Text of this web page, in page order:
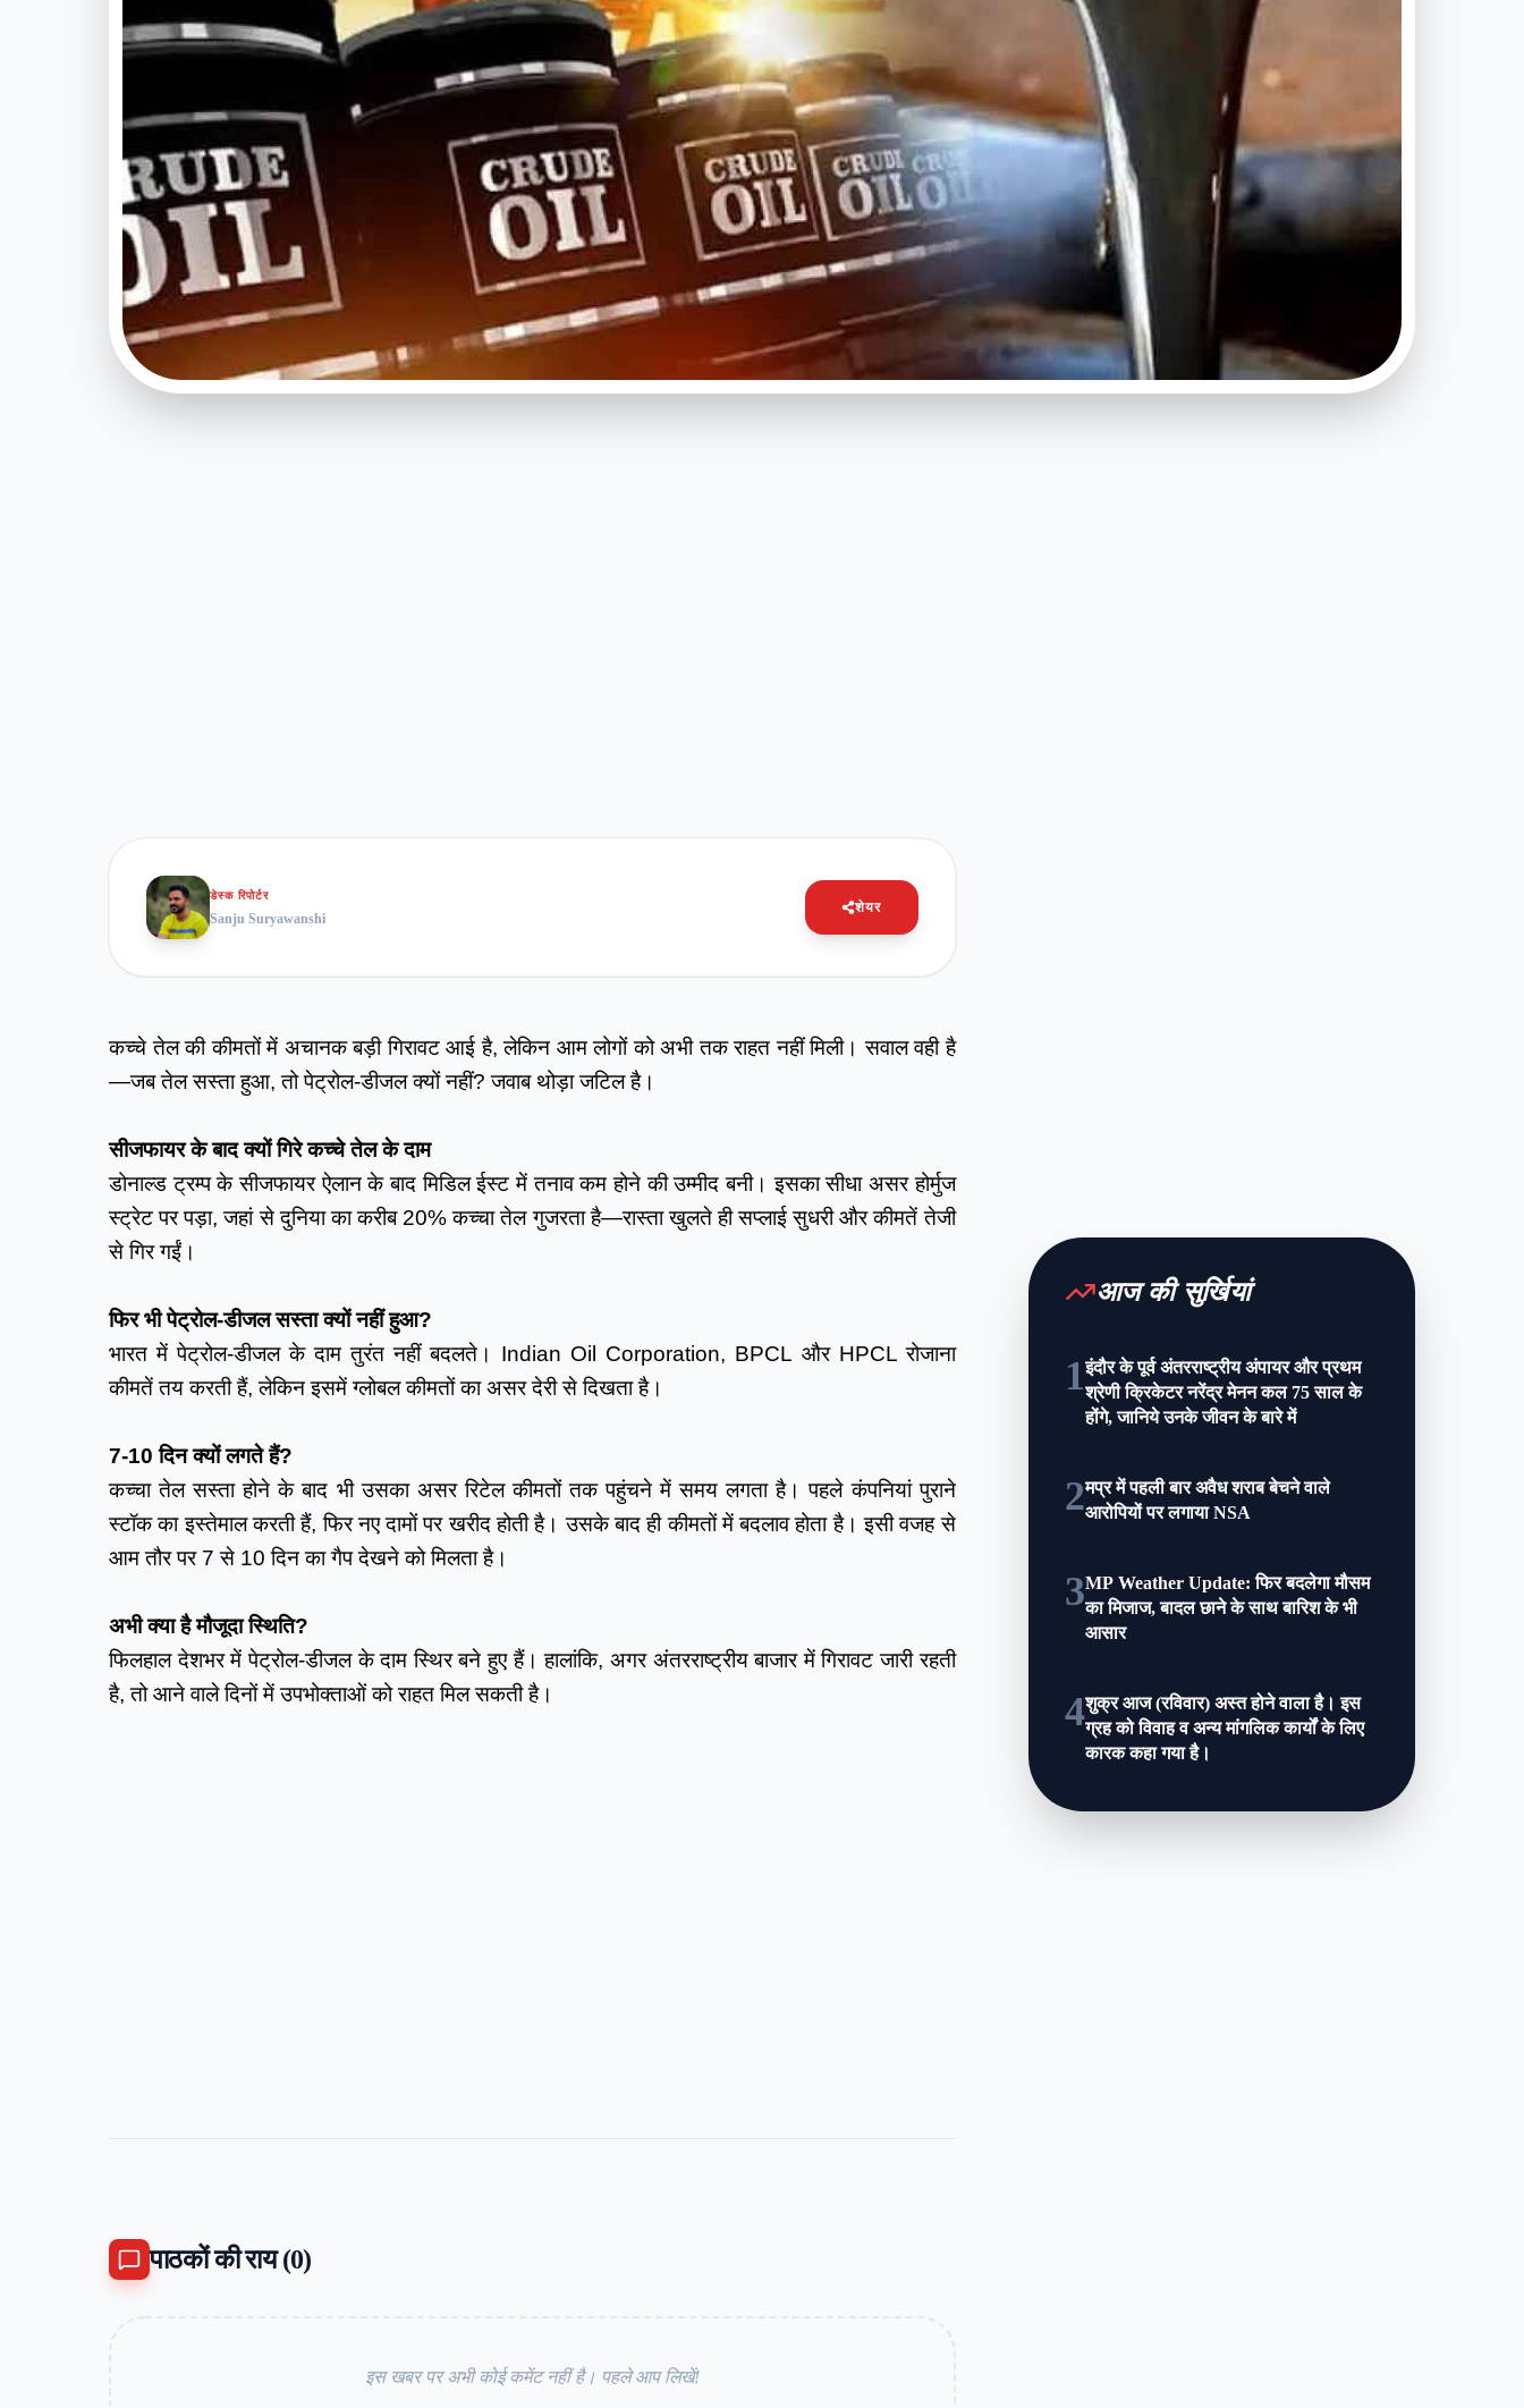
डेस्क रिपोर्टर
Sanju Suryawanshi
शेयर
कच्चे तेल की कीमतों में अचानक बड़ी गिरावट आई है, लेकिन आम लोगों को अभी तक राहत नहीं मिली। सवाल वही है
—जब तेल सस्ता हुआ, तो पेट्रोल-डीजल क्यों नहीं? जवाब थोड़ा जटिल है।
सीजफायर के बाद क्यों गिरे कच्चे तेल के दाम
डोनाल्ड ट्रम्प के सीजफायर ऐलान के बाद मिडिल ईस्ट में तनाव कम होने की उम्मीद बनी। इसका सीधा असर होर्मुज
स्ट्रेट पर पड़ा, जहां से दुनिया का करीब 20% कच्चा तेल गुजरता है—रास्ता खुलते ही सप्लाई सुधरी और कीमतें तेजी
से गिर गईं।
फिर भी पेट्रोल-डीजल सस्ता क्यों नहीं हुआ?
भारत में पेट्रोल-डीजल के दाम तुरंत नहीं बदलते। Indian Oil Corporation, BPCL और HPCL रोजाना
कीमतें तय करती हैं, लेकिन इसमें ग्लोबल कीमतों का असर देरी से दिखता है।
7-10 दिन क्यों लगते हैं?
कच्चा तेल सस्ता होने के बाद भी उसका असर रिटेल कीमतों तक पहुंचने में समय लगता है। पहले कंपनियां पुराने
स्टॉक का इस्तेमाल करती हैं, फिर नए दामों पर खरीद होती है। उसके बाद ही कीमतों में बदलाव होता है। इसी वजह से
आम तौर पर 7 से 10 दिन का गैप देखने को मिलता है।
अभी क्या है मौजूदा स्थिति?
फिलहाल देशभर में पेट्रोल-डीजल के दाम स्थिर बने हुए हैं। हालांकि, अगर अंतरराष्ट्रीय बाजार में गिरावट जारी रहती
है, तो आने वाले दिनों में उपभोक्ताओं को राहत मिल सकती है।
पाठकों की राय (0)
इस खबर पर अभी कोई कमेंट नहीं है। पहले आप लिखें!
आज की सुर्खियां
1इंदौर के पूर्व अंतरराष्ट्रीय अंपायर और प्रथम
श्रेणी क्रिकेटर नरेंद्र मेनन कल 75 साल के
होंगे, जानिये उनके जीवन के बारे में
2मप्र में पहली बार अवैध शराब बेचने वाले
आरोपियों पर लगाया NSA
3MP Weather Update: फ‍िर बदलेगा मौसम
का मिजाज, बादल छाने के साथ बारिश के भी
आसार
4शुक्र आज (रविवार) अस्त होने वाला है। इस
ग्रह को विवाह व अन्य मांगलिक कार्यों के लिए
कारक कहा गया है।